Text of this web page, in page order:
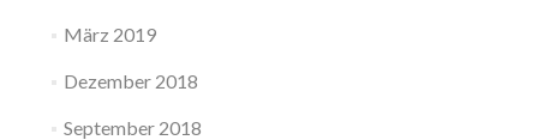
März 2019
Dezember 2018
September 2018